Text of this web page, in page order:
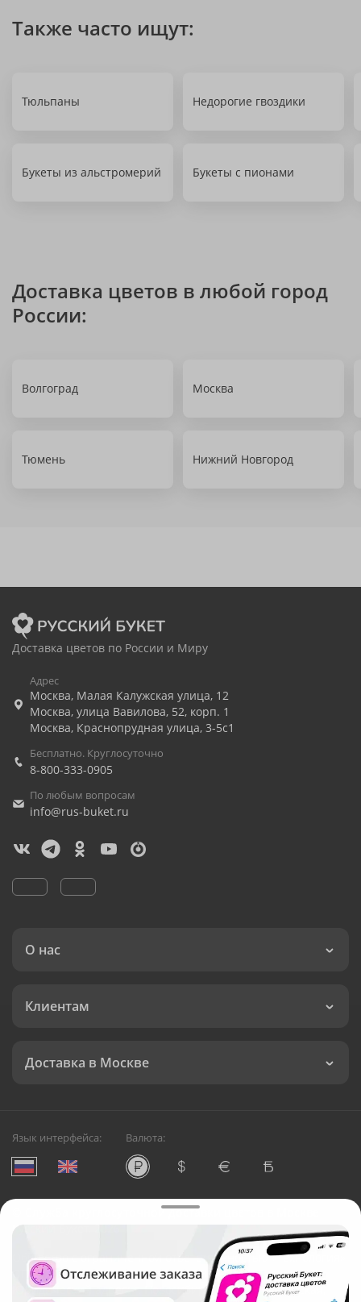
Также часто ищут:
Тюльпаны Недорогие гвоздики
Букеты из альстромерий Букеты с пионами
Доставка цветов в любой город
России:
Волгоград Москва
Тюмень Нижний Новгород
Доставка цветов по России и Миру
Адрес
Москва, Малая Калужская улица, 12
Москва, улица Вавилова, 52, корп. 1
Москва, Краснопрудная улица, 3-5с1
Бесплатно. Круглосуточно
8-800-333-0905
По любым вопросам
info@rus-buket.ru
О нас
Клиентам
Доставка в Москве
Язык интерфейса: Валюта:
Служба круглосуточной доставки цветов в Москве
Русский Букет, 2026
Общество с ограниченной ответственностью «Технология»
ОГРН: 1195476081745, ИНН: 5410081997
Юридический адрес: г. Новосибирск, ул. Ипподромская,